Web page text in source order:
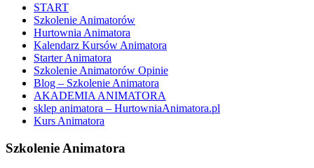
START
Szkolenie Animatorów
Hurtownia Animatora
Kalendarz Kursów Animatora
Starter Animatora
Szkolenie Animatorów Opinie
Blog – Szkolenie Animatora
AKADEMIA ANIMATORA
sklep animatora – HurtowniaAnimatora.pl
Kurs Animatora
Szkolenie Animatora